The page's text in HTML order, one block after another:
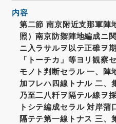
内容
第二節 南京附近支那軍陣
照）南京防禦陣地編成ニ
ニ入ラサルヲ以テ正碓ヲ
「トーチカ」等ヨリ観察
モノト判断セラル 一、陣
加フレハ四線トナル 二、
乃至二八粁ヲ隔テル線ヲ
トシテ編成セラル 対岸蒲
隔テテ第一線トナス 三、